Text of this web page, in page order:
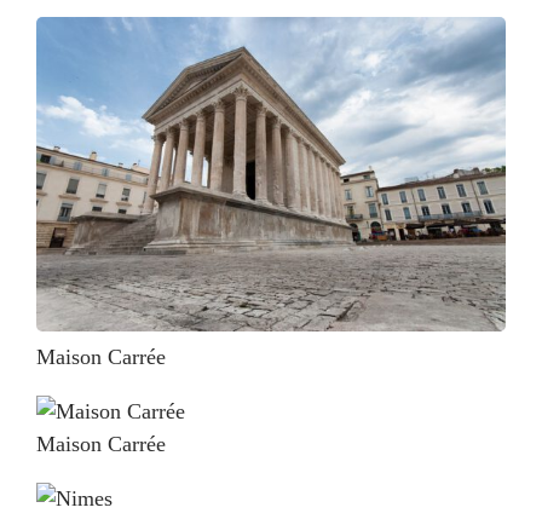
Maison Carrée
Maison Carrée